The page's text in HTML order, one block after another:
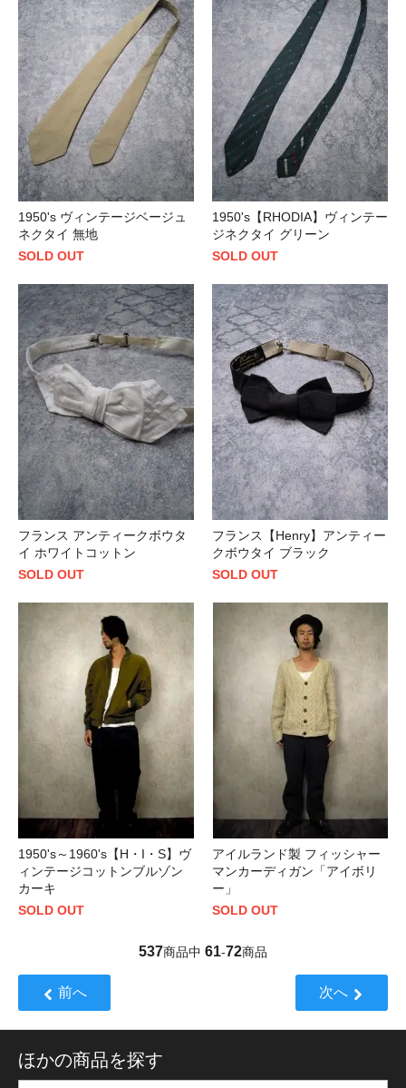
1950's ヴィンテージベージュ
ネクタイ 無地
SOLD OUT
1950's【RHODIA】ヴィンテー
ジネクタイ グリーン
SOLD OUT
フランス アンティークボウタ
イ ホワイトコットン
SOLD OUT
フランス【Henry】アンティー
クボウタイ ブラック
SOLD OUT
1950's～1960's【H・I・S】ヴ
ィンテージコットンブルゾン
カーキ
SOLD OUT
アイルランド製 フィッシャー
マンカーディガン「アイボリ
ー」
SOLD OUT
537商品中 61-72商品
前へ 次へ
ほかの商品を探す